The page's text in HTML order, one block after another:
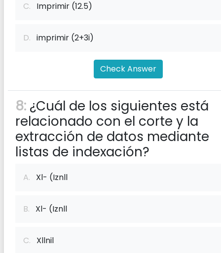
C. Imprimir (12.5)
D. imprimir (2+3i)
Check Answer
8: ¿Cuál de los siguientes está
relacionado con el corte y la
extracción de datos mediante
listas de indexación?
A. Xl- (Iznll
B. Xl- (Iznll
C. Xllnil